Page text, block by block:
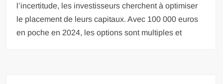
l’incertitude, les investisseurs cherchent à optimiser
le placement de leurs capitaux. Avec 100 000 euros
en poche en 2024, les options sont multiples et